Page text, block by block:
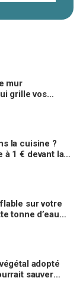
mur
grille vos
la cuisine ?
à 1 € devant la
sur votre
tonne d’eau
adopté
sauver